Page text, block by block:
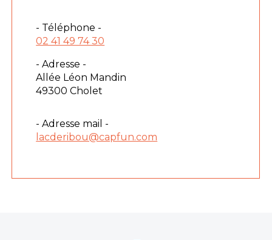
- Téléphone -
02 41 49 74 30
- Adresse -
Allée Léon Mandin
49300 Cholet
- Adresse mail -
lacderibou@capfun.com